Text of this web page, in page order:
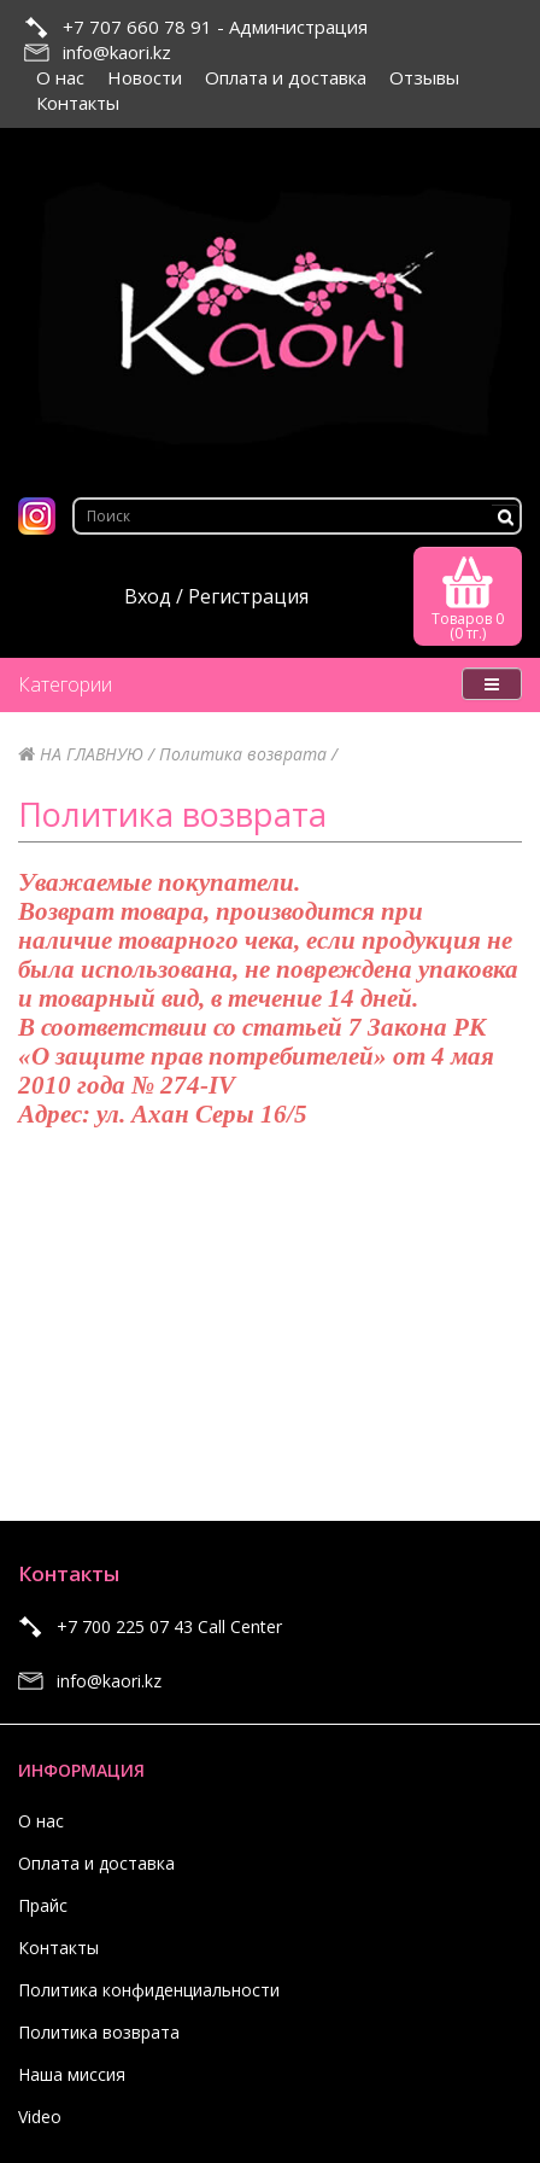
+7 707 660 78 91 - Администрация
info@kaori.kz
О нас
Новости Оплата и доставка
Отзывы
Контакты
Вход Регистрация
Товаров 0
(0 тг.)
Категории
НА ГЛАВНУЮ Политика возврата
Политика возврата
Уважаемые покупатели.
Возврат товара, производится при
наличие товарного чека, если продукция не
была использована, не повреждена упаковка
и товарный вид, в течение 14 дней.
В соответствии со статьей 7 Закона РК
«О защите прав потребителей» от 4 мая
2010 года № 274-IV
Адрес: ул. Ахан Серы 16/5
Контакты
+7 700 225 07 43 Call Center
info@kaori.kz
ИНФОРМАЦИЯ
О нас
Оплата и доставка
Прайс
Контакты
Политика конфиденциальности
Политика возврата
Наша миссия
Video